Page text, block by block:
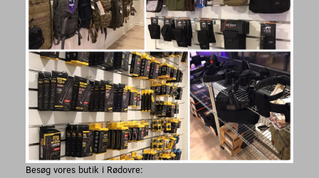
Besøg vores butik i Rødovre: